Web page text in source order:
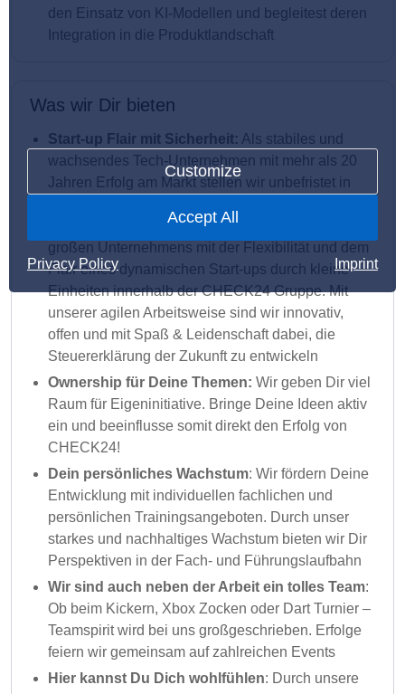
Customize
Accept All
Privacy Policy Imprint
den Einsatz von KI-Modellen und begleitest deren
Integration in die Produktlandschaft
Was wir Dir bieten
Start-up Flair mit Sicherheit: Als stabiles und
wachsendes Tech-Unternehmen mit mehr als 20
Jahren Erfolg am Markt stellen wir unbefristet in
aus zwei Welten: Stabilität und Sicherheit eines
großen Unternehmens mit der Flexibilität und dem
Flair eines dynamischen Start-ups durch kleine
Einheiten innerhalb der CHECK24 Gruppe. Mit
unserer agilen Arbeitsweise sind wir innovativ,
offen und mit Spaß & Leidenschaft dabei, die
Steuererklärung der Zukunft zu entwickeln
Ownership für Deine Themen: Wir geben Dir viel
Raum für Eigeninitiative. Bringe Deine Ideen aktiv
ein und beeinflusse somit direkt den Erfolg von
CHECK24!
Dein persönliches Wachstum: Wir fördern Deine
Entwicklung mit individuellen fachlichen und
persönlichen Trainingsangeboten. Durch unser
starkes und nachhaltiges Wachstum bieten wir Dir
Perspektiven in der Fach- und Führungslaufbahn
Wir sind auch neben der Arbeit ein tolles Team:
Ob beim Kickern, Xbox Zocken oder Dart Turnier –
Teamspirit wird bei uns großgeschrieben. Erfolge
feiern wir gemeinsam auf zahlreichen Events
Hier kannst Du Dich wohlfühlen: Durch unsere